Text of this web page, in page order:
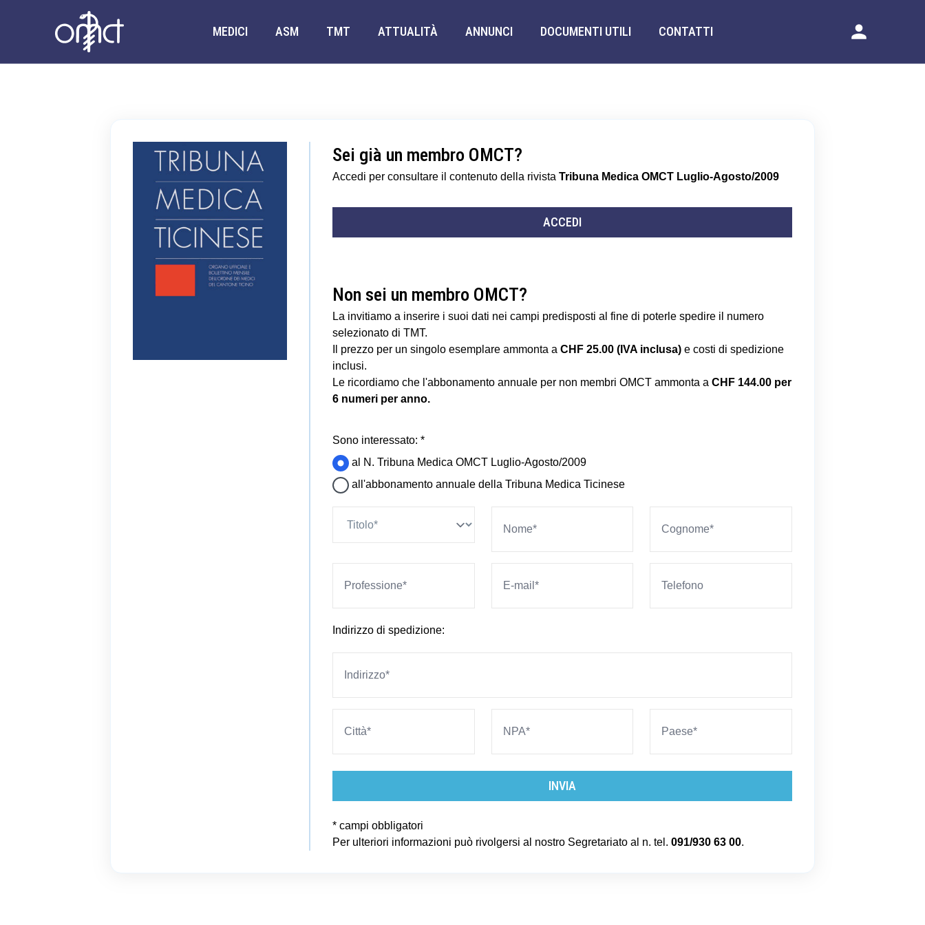
MEDICI ASM TMT ATTUALITÀ ANNUNCI DOCUMENTI UTILI CONTATTI
Sei già un membro OMCT?
Accedi per consultare il contenuto della rivista Tribuna Medica OMCT Luglio-Agosto/2009
ACCEDI
Non sei un membro OMCT?
La invitiamo a inserire i suoi dati nei campi predisposti al fine di poterle spedire il numero
selezionato di TMT.
Il prezzo per un singolo esemplare ammonta a CHF 25.00 (IVA inclusa) e costi di spedizione
inclusi.
Le ricordiamo che l'abbonamento annuale per non membri OMCT ammonta a CHF 144.00 per
6 numeri per anno.
Sono interessato: *
al N. Tribuna Medica OMCT Luglio-Agosto/2009
all'abbonamento annuale della Tribuna Medica Ticinese
Indirizzo di spedizione:
INVIA
* campi obbligatori
Per ulteriori informazioni può rivolgersi al nostro Segretariato al n. tel. 091/930 63 00.